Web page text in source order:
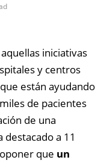
iniciativas
y centros
están ayudando
de pacientes
de una
destacado a 11
que un